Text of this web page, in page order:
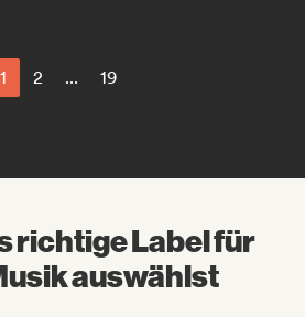
1 2 ... 19
richtige Label für
auswählst